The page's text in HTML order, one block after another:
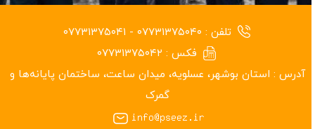
خطوط سبز ارزی برای تولیدکنندگان مناطق ویژه اقتصادی ایجاد می‌شود
تلفن : ۰۷۷۳۱۳۷۵۰۴۰ - ۰۷۷۳۱۳۷۵۰۴۱
فکس : ۰۷۷۳۱۳۷۵۰۴۲
آدرس : استان بوشهر‏، عسلویه، میدان ساعت، ساختمان پایانه‌ها و
گمرک